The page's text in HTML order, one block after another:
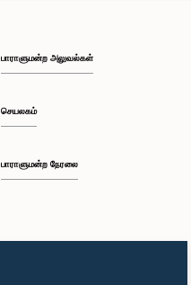
பாராளுமன்ற அலுவல்கள்
செயலகம்
பாராளுமன்ற நேரலை